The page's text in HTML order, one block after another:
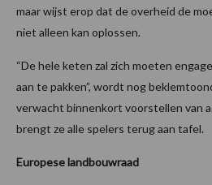
maar wijst erop dat de overheid de
niet alleen kan oplossen.
“De hele keten zal zich moeten
aan te pakken”, wordt nog
verwacht binnenkort voorstellen van
brengt ze alle spelers terug aan tafel.
Europese landbouwraad